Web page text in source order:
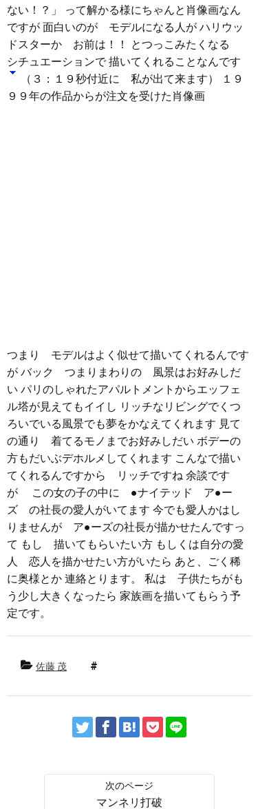
ない！？」 って解かる様にちゃんと肖像画なん
ですが 面白いのが モデルになる人が ハリウッ
ドスターか お前は！！ とつっこみたくなる
シチュエーションで 描いてくれることなんです
（３：１９秒付近に 私が出て来ます） １９
９９年の作品からが注文を受けた肖像画
つまり モデルはよく似せて描いてくれるんです
が バック つまりまわりの 風景はお好みしだ
い パリのしゃれたアパルトメントからエッフェ
ル塔が見えてもイイし リッチなリビングでくつ
ろいでいる風景でも夢をかなえてくれます 見て
の通り 着てるモノまでお好みしだい ボデーの
方もだいぶデホルメしてくれます こんなで描い
てくれるんですから リッチですね 余談です
が この女の子の中に ●ナイテッド ア●ー
ズ の社長の愛人がいてます 今でも愛人かはし
りませんが ア●ーズの社長が描かせたんですっ
て もし 描いてもらいたい方 もしくは自分の愛
人 恋人を描かせたい方がいたら あと、ごく稀
に奥様とか 連絡とります。 私は 子供たちがも
う少し大きくなったら 家族画を描いてもらう予
定です。
佐藤 茂
マンネリ打破